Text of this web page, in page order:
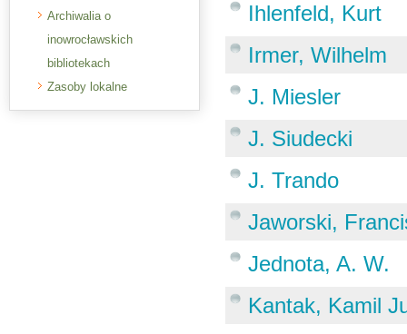
Archiwalia o
inowrocławskich
bibliotekach
Zasoby lokalne
Ihlenfeld, Kurt
Irmer, Wilhelm
J. Miesler
J. Siudecki
J. Trando
Jaworski,
Jednota, A. W.
Kantak, Kamil